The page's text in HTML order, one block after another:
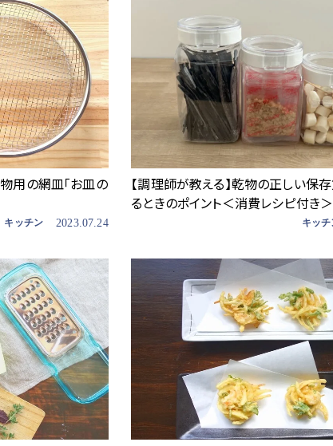
用の網皿「お皿の
キッチン 2023.07.24
【調理師が教える】乾物の正しい保
るときのポイント＜消費レシピ付き＞
キッチ